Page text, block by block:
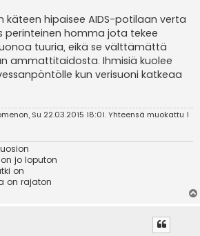
käteen hipaisee AIDS-potilaan verta
perinteinen homma jota tekee
tuuria, eikä se välttämättä
ammattitaidosta. Ihmisiä kuolee
kun verisuoni katkeaa
, Su 22.03.2015 18:01. Yhteensä muokattu 1
jo loputon
on
on rajaton